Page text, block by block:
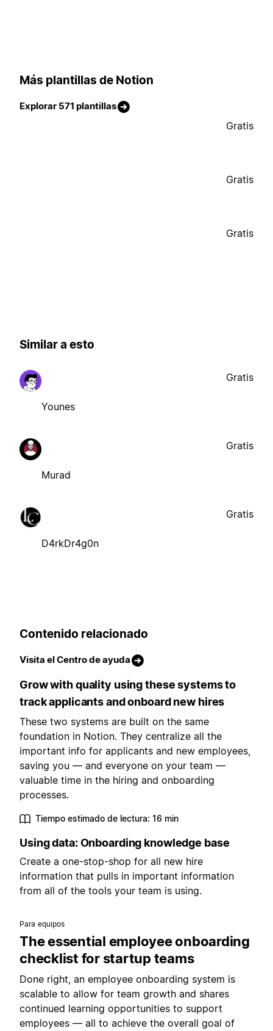
Más plantillas de Notion
Explorar 571 plantillas
Gratis
Gratis
Gratis
Similar a esto
Younes
Gratis
Murad
Gratis
D4rkDr4g0n
Gratis
Contenido relacionado
Visita el Centro de ayuda
Grow with quality using these systems to
track applicants and onboard new hires
These two systems are built on the same
foundation in Notion. They centralize all the
important info for applicants and new employees,
saving you — and everyone on your team —
valuable time in the hiring and onboarding
processes.
Tiempo estimado de lectura: 16 min
Using data: Onboarding knowledge base
Create a one-stop-shop for all new hire
information that pulls in important information
from all of the tools your team is using.
Para equipos
The essential employee onboarding
checklist for startup teams
Done right, an employee onboarding system is
scalable to allow for team growth and shares
continued learning opportunities to support
employees — all to achieve the overall goal of